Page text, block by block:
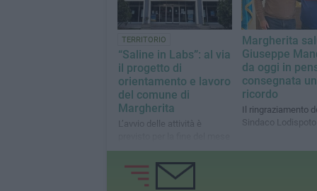
TERRITORIO
“Saline in Labs”: al via
il progetto di
orientamento e lavoro
del comune di
Margherita
L’avvio delle attività è
di febbraio
Margherita
Giuseppe
da oggi in
consegnata
ricordo
Il ringraziamento
Sindaco Lodispoto